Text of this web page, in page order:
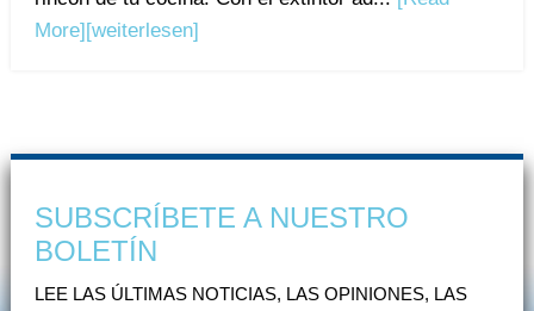
More][weiterlesen]
SUBSCRÍBETE A NUESTRO
BOLETÍN
LEE LAS ÚLTIMAS NOTICIAS, LAS OPINIONES, LAS